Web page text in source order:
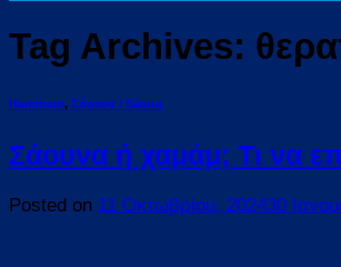
Tag Archives:
Hammam, Σάουνα / Sauna
Σάουνα ή χαμάμ; Τι να
Posted on 11 Οκτωβρίου, 202430